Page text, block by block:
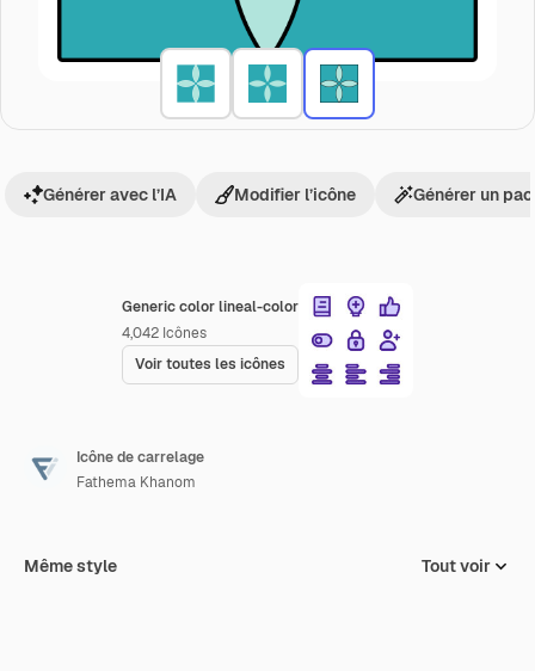
Generic color lineal-color
4,042 Icônes
Voir toutes les icônes
Générer avec l’IA Modifier l’icône Générer un
Icône de carrelage
Fathema Khanom
Même style Tout voir